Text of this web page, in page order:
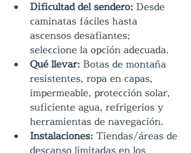
Dificultad del sendero: Desde
caminatas fáciles hasta
ascensos desafiantes;
seleccione la opción adecuada.
Qué llevar: Botas de montaña
resistentes, ropa en capas,
impermeable, protección solar,
suficiente agua, refrigerios y
herramientas de navegación.
Instalaciones: Tiendas/áreas de
descanso limitadas en los